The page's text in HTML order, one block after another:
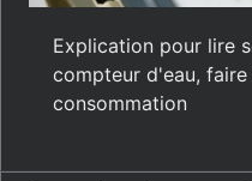
Explication pour lire
compteur d'eau,
consommation